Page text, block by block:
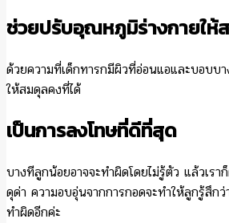
ช่วยปรับอุณหภูมิร่างกายให้
ด้วยความที่เด็กทารกมีผิวที่อ่อนแอและบอบบ
ให้สมดุลคงที่ได้
เป็นการลงโทษที่ดีที่สุด
บางทีลูกน้อยอาจจะทำผิดโดยไม่รู้ตัว แล้วเร
ดุด่า ความอบอุ่นจากการกอดจะทำให้ลูกรู้สึกว่
ทำผิดอีกค่ะ